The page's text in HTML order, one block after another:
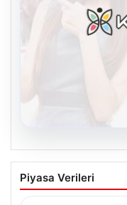
Kelebek
İletişimin
Piyasa Verileri